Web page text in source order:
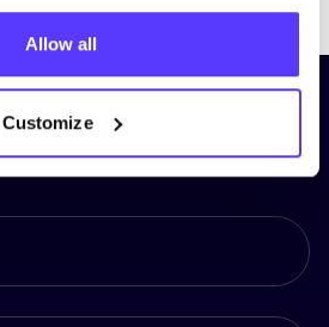
Allow all
Customize
nuestro boletín